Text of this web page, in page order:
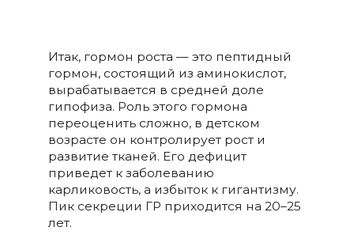
Итак, гормон роста — это пептидный
гормон, состоящий из аминокислот,
вырабатывается в средней доле
гипофиза. Роль этого гормона
переоценить сложно, в детском
возрасте он контролирует рост и
развитие тканей. Его дефицит
приведет к заболеванию
карликовость, а избыток к гигантизму.
Пик секреции ГР приходится на 20–25
лет.